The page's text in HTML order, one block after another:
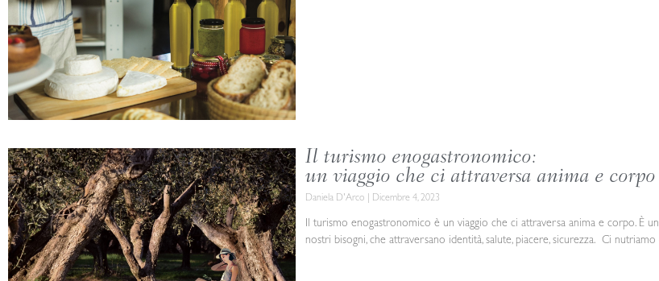
Il turismo enogastronomico:
un viaggio che ci attraversa anima e corpo
Daniela D'Arco Dicembre 4, 2023
Il turismo enogastronomico è un viaggio che ci attraversa anima e corpo. È
nostri bisogni, che attraversano identità, salute, piacere, sicurezza. Ci